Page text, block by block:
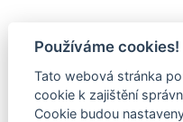
Používáme cookies!
Tato webová stránka
cookie k zajištění
Cookie budou